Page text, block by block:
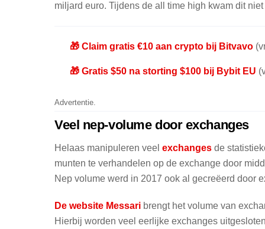
miljard euro. Tijdens de all time high kwam dit
🎁 Claim gratis €10 aan crypto bij Bitvavo
🎁 Gratis $50 na storting $100 bij Bybit EU
Advertentie.
Veel nep-volume door exchanges
Helaas manipuleren veel exchanges de
munten te verhandelen op de exchange door
Nep volume werd in 2017 ook al gecreëerd door
De website Messari brengt het volume van
Hierbij worden veel eerlijke exchanges